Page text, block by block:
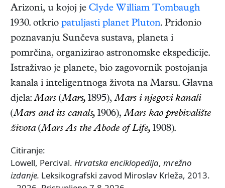
Arizoni, u kojoj je Clyde William Tombaugh
1930. otkrio patuljasti planet Pluton. Pridonio
poznavanju Sunčeva sustava, planeta i
pomrčina, organizirao astronomske ekspedicije.
Istraživao je planete, bio zagovornik postojanja
kanala i inteligentnoga života na Marsu. Glavna
djela:Mars (Mars, 1895),Mars i njegovi kanali
(Mars and its canals, 1906),Mars kao prebivalište
života(Mars As the Abode of Life, 1908).
Citiranje:
Lowell, Percival. Hrvatska enciklopedija, mrežno
izdanje. Leksikografski zavod Miroslav Krleža, 2013.